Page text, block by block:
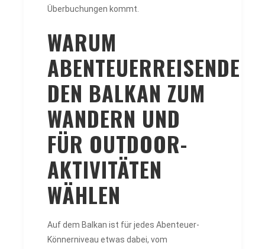
Überbuchungen kommt.
WARUM
ABENTEUERREISENDE
DEN BALKAN ZUM
WANDERN UND
FÜR OUTDOOR-
AKTIVITÄTEN
WÄHLEN
Auf dem Balkan ist für jedes Abenteuer-
Könnerniveau etwas dabei, vom